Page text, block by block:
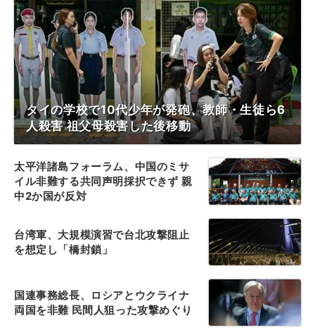
タイの学校で10代少年が発砲、教師・生徒ら6
人殺害 祖父母殺害した後移動
太平洋諸島フォーラム、中国のミサ
イル非難する共同声明採択できず 親
中2か国が反対
台湾軍、大規模演習で台北攻撃阻止
を想定し「橋封鎖」
国連事務総長、ロシアとウクライナ
両国を非難 民間人狙った攻撃めぐり